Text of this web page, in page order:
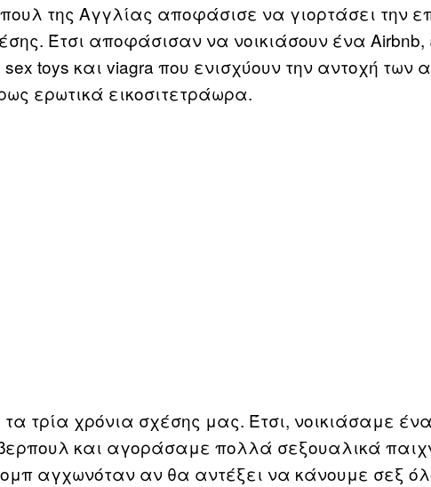
της Αγγλίας αποφάσισε να γιορτάσει την
Έτσι αποφάσισαν να νοικιάσουν ένα Airbnb,
toys και viagra που ενισχύουν την αντοχή των
ερωτικά εικοσιτετράωρα.
τρία χρόνια σχέσης μας. Έτσι, νοικιάσαμε ένα
και αγοράσαμε πολλά σεξουαλικά
αγχωνόταν αν θα αντέξει να κάνουμε σεξ